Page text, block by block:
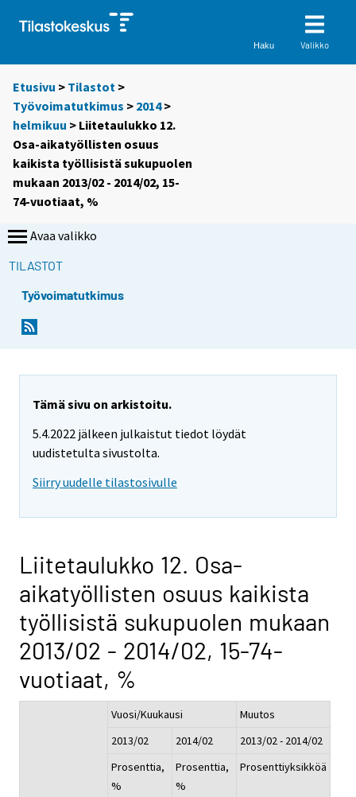
Haku Valikko
Etusivu > Tilastot >
Työvoimatutkimus > 2014>
helmikuu > Liitetaulukko 12.
Osa-aikatyöllisten osuus
kaikista työllisistä sukupuolen
mukaan 2013/02 - 2014/02, 15-
74-vuotiaat, %
Avaa valikko
TILASTOT
Työvoimatutkimus
Tämä sivu on arkistoitu.
5.4.2022 jälkeen julkaistut tiedot löydät
uudistetulta sivustolta.
Siirry uudelle tilastosivulle
Liitetaulukko 12. Osa-
aikatyöllisten osuus kaikista
työllisistä sukupuolen mukaan
2013/02 - 2014/02, 15-74-
vuotiaat, %
Vuosi/Kuukausi
Muutos
2013/02
2014/02
2013/02 - 2014/02
Prosenttia,
%
Prosenttia,
%
Prosenttiyksikköä